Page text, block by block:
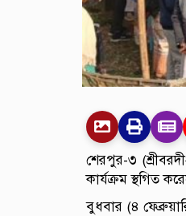
শেরপুর-৩
কার্যক্রম স্থগিত
বুধবার (৪